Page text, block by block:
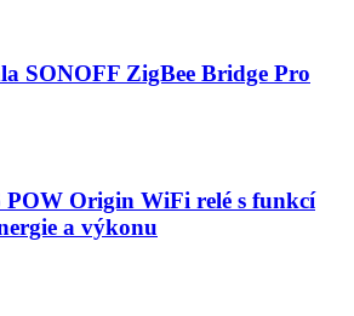
SONOFF ZigBee Bridge Pro
POW Origin WiFi relé s funkcí
a výkonu